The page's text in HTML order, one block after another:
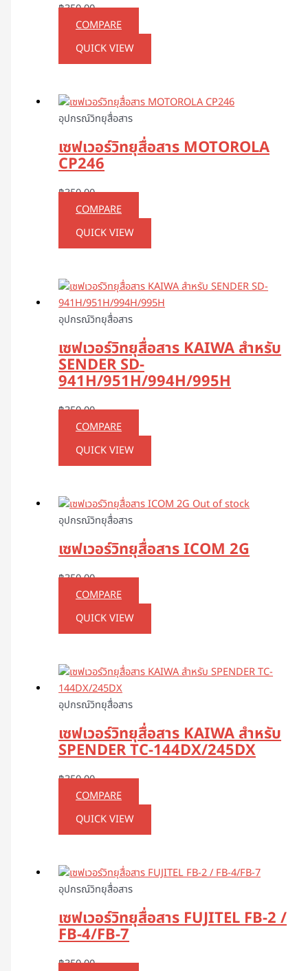
฿350.00
COMPARE
QUICK VIEW
อุปกรณ์วิทยุสื่อสาร
เซฟเวอร์วิทยุสื่อสาร MOTOROLA
CP246
฿350.00
COMPARE
QUICK VIEW
อุปกรณ์วิทยุสื่อสาร
เซฟเวอร์วิทยุสื่อสาร KAIWA สำหรับ
SENDER SD-
941H/951H/994H/995H
฿350.00
COMPARE
QUICK VIEW
Out of stock
อุปกรณ์วิทยุสื่อสาร
เซฟเวอร์วิทยุสื่อสาร ICOM 2G
฿350.00
COMPARE
QUICK VIEW
อุปกรณ์วิทยุสื่อสาร
เซฟเวอร์วิทยุสื่อสาร KAIWA สำหรับ
SPENDER TC-144DX/245DX
฿350.00
COMPARE
QUICK VIEW
อุปกรณ์วิทยุสื่อสาร
เซฟเวอร์วิทยุสื่อสาร FUJITEL FB-2 /
FB-4/FB-7
฿350.00